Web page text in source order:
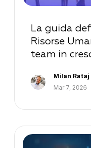
La guida
Risorse
team in
Milan Rataj
Mar 7, 2026